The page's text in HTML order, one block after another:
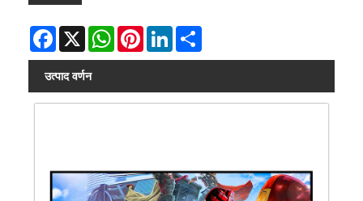
Facebook
X WhatsAppPinterestLinkedIn
उत्पाद वर्णन